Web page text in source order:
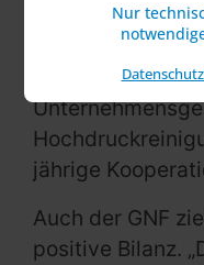
Nur
2025 ist für
Das
jährige
Auch der GNF
positive Bilanz.